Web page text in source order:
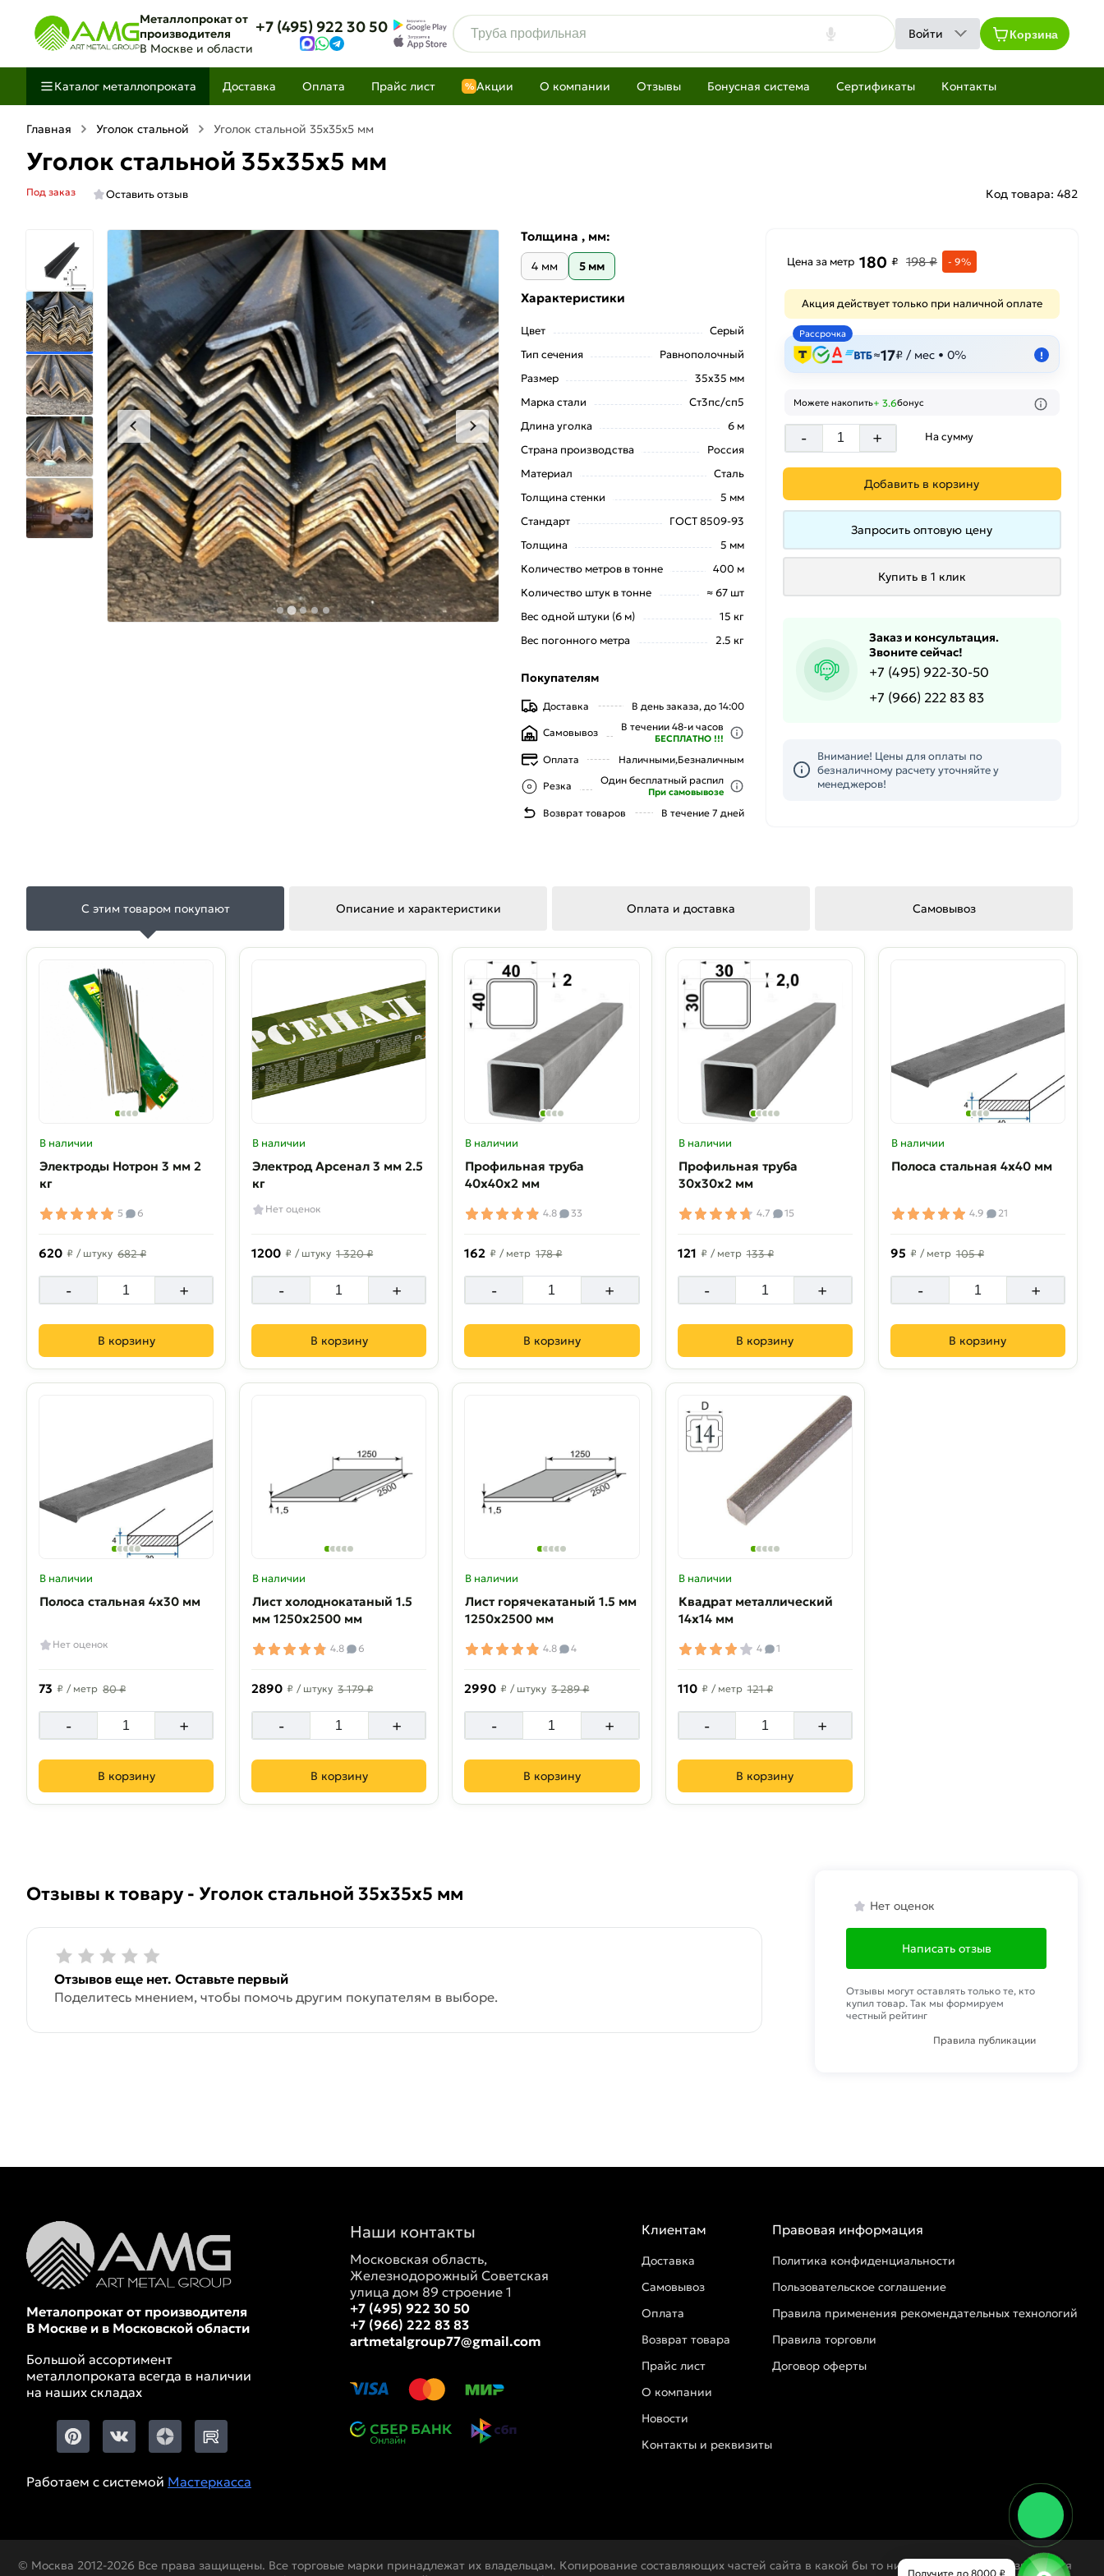
Металлопрокат от
производителя
В Москве и области
+7 (495) 922 30 50 Войти Корзина
Каталог металлопроката Доставка Оплата Прайс лист % Акции О компании Отзывы Бонусная система Сертификаты Контакты
Главная Уголок стальной Уголок стальной 35х35х5 мм
Уголок стальной 35х35х5 мм
Под заказ Оставить отзыв Код товара: 482
Цена за метр 180 ₽ 198 ₽ - 9%
Акция действует только при наличной оплате
Рассрочка
≈17₽ / мес • 0% !
Можете накопить+ 3.6бонус
- + На сумму
Добавить в корзину
Запросить оптовую цену
Купить в 1 клик
Заказ и консультация.
Звоните сейчас!
+7 (495) 922-30-50
+7 (966) 222 83 83
Внимание! Цены для оплаты по
безналичному расчету уточняйте у
менеджеров!
Толщина , мм:
4 мм 5 мм
Характеристики
Цвет
Серый
Тип сечения
Равнополочный
Размер
35х35 мм
Марка стали
Ст3пс/сп5
Длина уголка
6 м
Страна производства
Россия
Материал
Сталь
Толщина стенки
5 мм
Стандарт
ГОСТ 8509-93
Толщина
5 мм
Количество метров в тонне
400 м
Количество штук в тонне
≈ 67 шт
Вес одной штуки (6 м)
15 кг
Вес погонного метра
2.5 кг
Покупателям
Доставка В день заказа, до 14:00
Самовывоз В течении 48-и часов
БЕСПЛАТНО !!!
Оплата Наличными,Безналичным
Резка Один бесплатный распил
При самовывозе
Возврат товаров В течение 7 дней
С этим товаром покупают Описание и характеристики Оплата и доставка Самовывоз
В наличии
Электроды Нотрон 3 мм 2
кг
5 6
620 ₽ / штуку 682 ₽
- +
В корзину
В наличии
Электрод Арсенал 3 мм 2.5
кг
Нет оценок
1200 ₽ / штуку 1 320 ₽
- +
В корзину
В наличии
Профильная труба
40х40х2 мм
4.8 33
162 ₽ / метр 178 ₽
- +
В корзину
В наличии
Профильная труба
30х30х2 мм
4.7 15
121 ₽ / метр 133 ₽
- +
В корзину
В наличии
Полоса стальная 4х40 мм
4.9 21
95 ₽ / метр 105 ₽
- +
В корзину
В наличии
Полоса стальная 4х30 мм
Нет оценок
73 ₽ / метр 80 ₽
- +
В корзину
В наличии
Лист холоднокатаный 1.5
мм 1250х2500 мм
4.8 6
2890 ₽ / штуку 3 179 ₽
- +
В корзину
В наличии
Лист горячекатаный 1.5 мм
1250х2500 мм
4.8 4
2990 ₽ / штуку 3 289 ₽
- +
В корзину
В наличии
Квадрат металлический
14х14 мм
4 1
110 ₽ / метр 121 ₽
- +
В корзину
Отзывы к товару - Уголок стальной 35х35х5 мм
Отзывов еще нет. Оставьте первый
Поделитесь мнением, чтобы помочь другим покупателям в выборе.
Нет оценок
Написать отзыв
Отзывы могут оставлять только те, кто
купил товар. Так мы формируем
честный рейтинг
Правила публикации
Металопрокат от производителя
В Москве и в Московской области
Большой ассортимент
металлопроката всегда в наличии
на наших складах
Работаем с системой Мастеркасса
Наши контакты
Московская область,
Железнодорожный Советская
улица дом 89 строение 1
+7 (495) 922 30 50
+7 (966) 222 83 83
artmetalgroup77@gmail.com
Клиентам
Доставка
Самовывоз
Оплата
Возврат товара
Прайс лист
О компании
Новости
Контакты и реквизиты
Правовая информация
Политика конфиденциальности
Пользовательское соглашение
Правила применения рекомендательных технологий
Правила торговли
Договор оферты
© Москва 2012-2026 Все права защищены. Все торговые марки принадлежат их владельцам. Копирование составляющих частей сайта в какой бы то ни было форме без разрешения
Получите до 8000 ₽